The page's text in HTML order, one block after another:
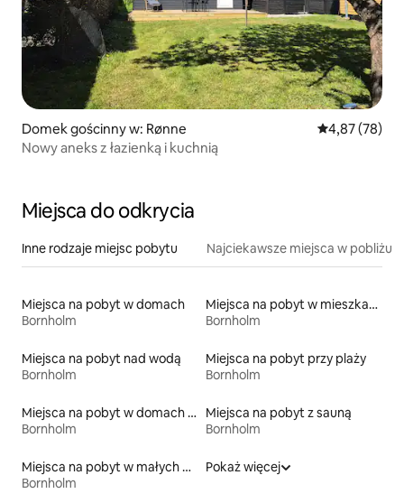
Domek gościnny w: Rønne Średnia
4,87 (78)
Nowy aneks z łazienką i kuchnią
Miejsca do odkrycia
Inne rodzaje miejsc pobytu Najciekawsze miejsca w pobliżu
Miejsca na pobyt w domach
Bornholm
Miejsca na pobyt w mieszkaniach
Bornholm
Miejsca na pobyt nad wodą
Bornholm
Miejsca na pobyt przy plaży
Bornholm
Miejsca na pobyt w domach wakacyjnych
Bornholm
Miejsca na pobyt z sauną
Bornholm
Miejsca na pobyt w małych domkach
Bornholm
Pokaż więcej